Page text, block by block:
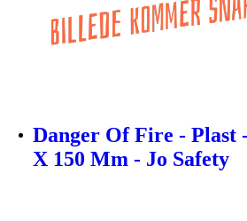
Danger Of Fire - Plast
X 150 Mm - Jo Safety